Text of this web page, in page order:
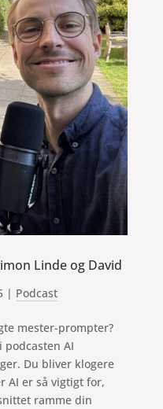
Linde og David
| Podcast
mester-prompter?
podcasten AI
Du bliver klogere
AI er så vigtigt for,
ramme din